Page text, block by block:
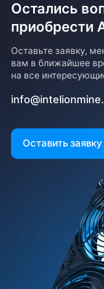
Для того, чтобы
необходимо
в соответствии с
Есть вопрос?
Заполните форму
Заказать
Остались
приобрести
Оставьте заявку,
вам в ближайшее
на все
Оставить заявку